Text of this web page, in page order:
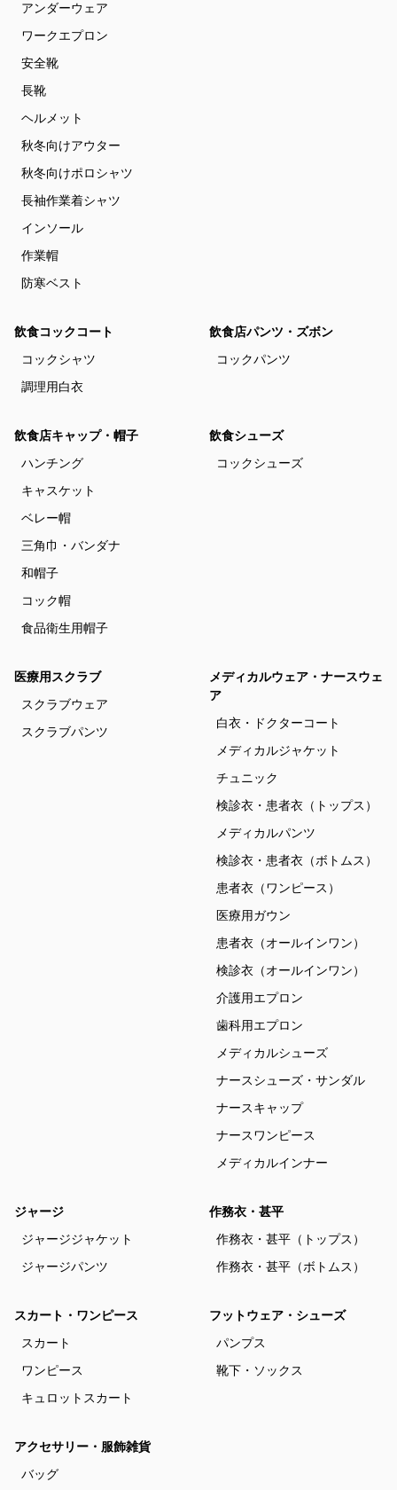
アンダーウェア
ワークエプロン
安全靴
長靴
ヘルメット
秋冬向けアウター
秋冬向けポロシャツ
長袖作業着シャツ
インソール
作業帽
防寒ベスト
飲食コックコート
コックシャツ
調理用白衣
飲食店パンツ・ズボン
コックパンツ
飲食店キャップ・帽子
ハンチング
キャスケット
ベレー帽
三角巾・バンダナ
和帽子
コック帽
食品衛生用帽子
飲食シューズ
コックシューズ
医療用スクラブ
スクラブウェア
スクラブパンツ
メディカルウェア・ナースウェ
ア
白衣・ドクターコート
メディカルジャケット
チュニック
検診衣・患者衣（トップス）
メディカルパンツ
検診衣・患者衣（ボトムス）
患者衣（ワンピース）
医療用ガウン
患者衣（オールインワン）
検診衣（オールインワン）
介護用エプロン
歯科用エプロン
メディカルシューズ
ナースシューズ・サンダル
ナースキャップ
ナースワンピース
メディカルインナー
ジャージ
ジャージジャケット
ジャージパンツ
作務衣・甚平
作務衣・甚平（トップス）
作務衣・甚平（ボトムス）
スカート・ワンピース
スカート
ワンピース
キュロットスカート
フットウェア・シューズ
パンプス
靴下・ソックス
アクセサリー・服飾雑貨
バッグ